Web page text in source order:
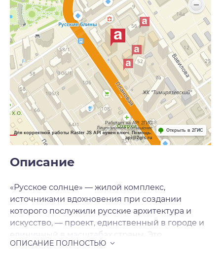
Работает на API 2ГИС
Лицензионное соглашение
Для корректной работы Raster JS API нужен ключ. Помощь:
api@2gis.ru
Открыть в 2ГИС
Описание
«Русское солнце» — жилой комплекс,
источниками вдохновения при создании
которого послужили русские архитектура и
искусство, — проект, единственный в городе и
единичный в масштабах страны. Это
современная архитектура с национальными